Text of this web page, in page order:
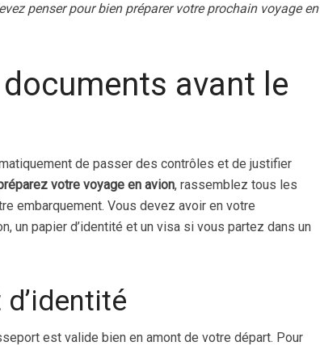
penser pour bien préparer votre prochain voyage en
avant le
de passer des contrôles et de justifier
votre voyage en avion, rassemblez tous les
embarquement. Vous devez avoir en votre
un papier d’identité et un visa si vous partez dans un
est valide bien en amont de votre départ. Pour